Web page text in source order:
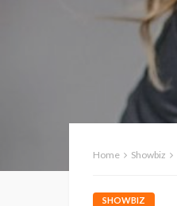
Home Showbiz
SHOWBIZ